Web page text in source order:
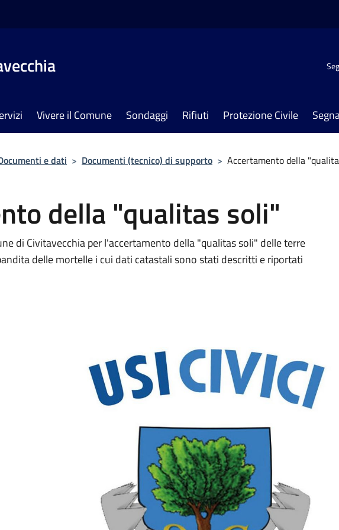
Vivere il Comune Sondaggi Rifiuti Protezione Civile
e dati > Documenti (tecnico) di supporto > Accertamento della
della "qualitas soli"
di Civitavecchia per l'accertamento della "qualitas soli" delle terre
delle mortelle i cui dati catastali sono stati descritti e riportati